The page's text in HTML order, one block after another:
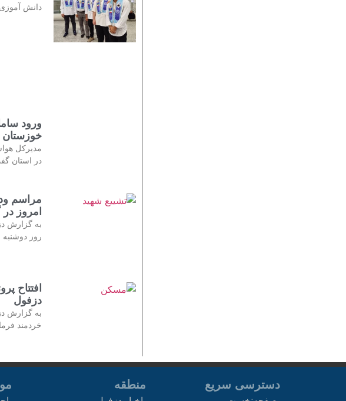
دانش
ورود
خوزستان
مدیرکل
در استان
مراسم
امروز
به گزارش
روز دوشنبه ۲۴ دی ماه بر اثر تیراندازی افراد ناشناس
دزفول
به گزارش
خردمند
دسترسی سریع منطقه